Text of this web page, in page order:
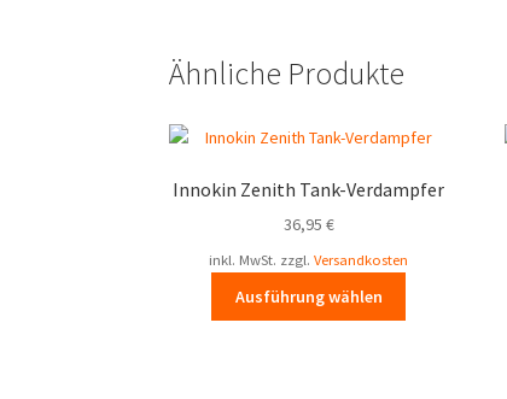
Ähnliche Produkte
Innokin Zenith Tank-Verdampfer
36,95 €
inkl. MwSt. zzgl.Versandkosten
Ausführung wählen